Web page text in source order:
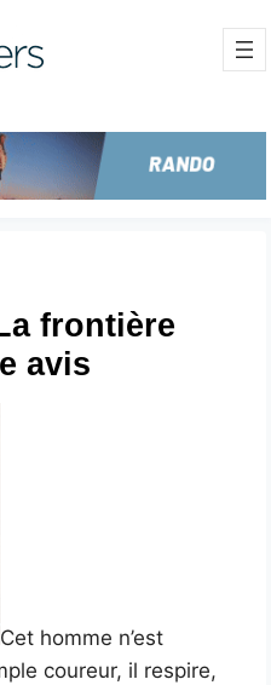
frontière
avis
Cet homme n’est
coureur, il respire,